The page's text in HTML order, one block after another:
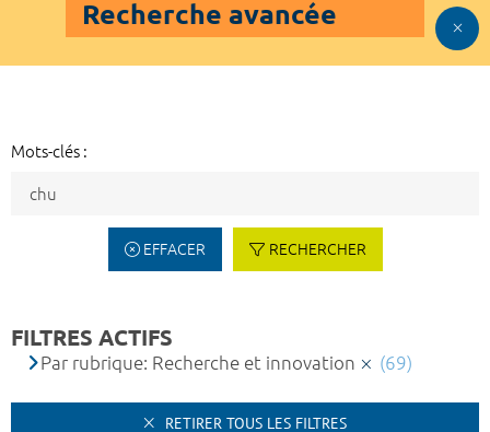
Recherche avancée
Mots-clés :
EFFACER RECHERCHER
FILTRES ACTIFS
Par rubrique: Recherche et innovation (69)
RETIRER TOUS LES FILTRES